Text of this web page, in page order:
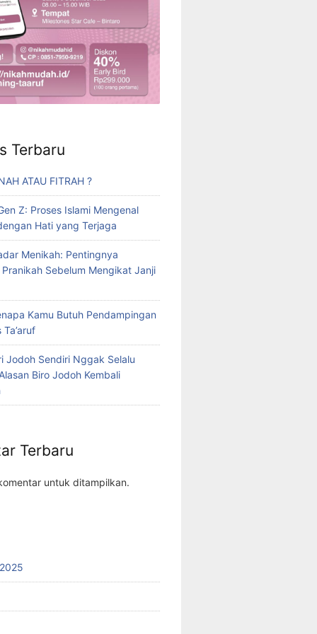
Terbaru
ATAU FITRAH ?
Z: Proses Islami Mengenal
Hati yang Terjaga
Menikah: Pentingnya
Sebelum Mengikat Janji
Kamu Butuh Pendampingan
Jodoh Sendiri Nggak Selalu
Biro Jodoh Kembali
Terbaru
untuk ditampilkan.